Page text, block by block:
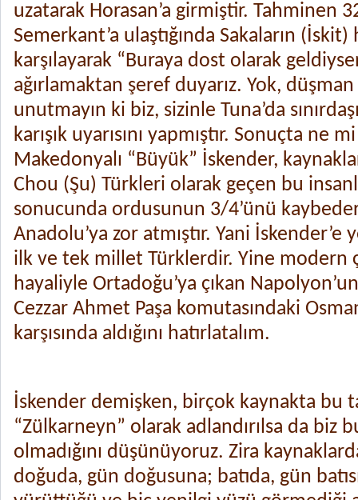
uzatarak Horasan’a girmiştir. Tahminen
Semerkant’a ulaştığında Sakaların
karşılayarak “Buraya dost olarak
ağırlamaktan şeref duyarız. Yok,
unutmayın ki biz, sizinle Tuna’da
karışık uyarısını yapmıştır. Sonuçta ne
Makedonyalı “Büyük” İskender,
Chou (Şu) Türkleri olarak geçen bu
sonucunda ordusunun 3/4’ünü
Anadolu’ya zor atmıştır. Yani İskender’e
ilk ve tek millet Türklerdir. Yine modern
hayaliyle Ortadoğu’ya çıkan
Cezzar Ahmet Paşa komutasındaki
karşısında aldığını hatırlatalım.
İskender demişken, birçok kaynakta bu
“Zülkarneyn” olarak adlandırılsa da biz
olmadığını düşünüyoruz. Zira
doğuda, gün doğusuna; batıda, gün